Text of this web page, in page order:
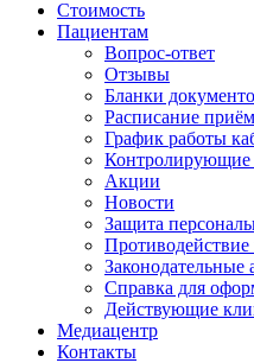
Стоимость
Пациентам
Вопрос-ответ
Отзывы
Бланки
Расписание
График работы
Контролирующие
Акции
Новости
Защита
Законодательные
Справка для
Действующие
Медиацентр
Контакты